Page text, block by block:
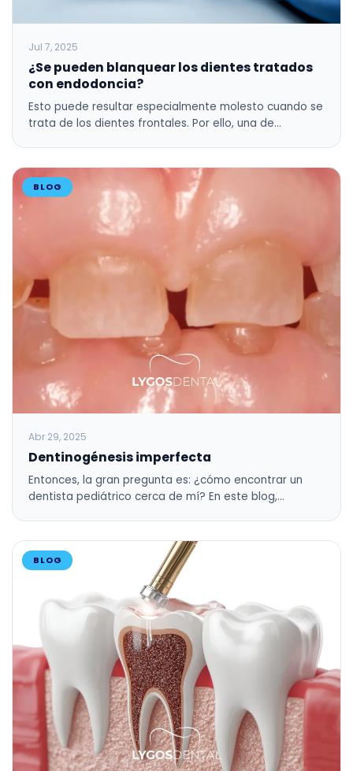
Jul 7, 2025
¿Se pueden blanquear los dientes tratados
con endodoncia?
Esto puede resultar especialmente molesto cuando se
trata de los dientes frontales. Por ello, una de…
BLOG
Abr 29, 2025
Dentinogénesis imperfecta
Entonces, la gran pregunta es: ¿cómo encontrar un
dentista pediátrico cerca de mí? En este blog,…
BLOG